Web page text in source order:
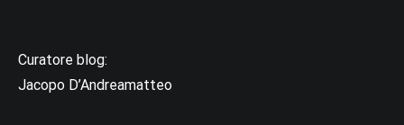
Curatore blog:
Jacopo D’Andreamatteo